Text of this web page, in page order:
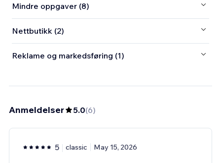
Mindre oppgaver (8)
Nettbutikk (2)
Reklame og markedsføring (1)
Anmeldelser 5.0(6)
5 classic May 15, 2026